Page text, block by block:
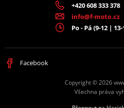
+420 608 333 378
info@f-moto.cz
Po - Pá (9-12 |
Facebook
Copyright © 2026
Všechna práva